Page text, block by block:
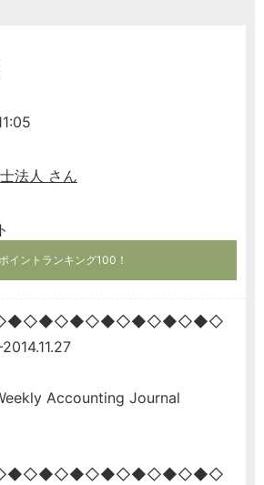
法人 さん
イントランキング100！
Accounting Journal